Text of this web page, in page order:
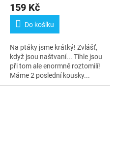
hodnocení
produktu
5
hvězdiček.
159 Kč
Do košíku
Na ptáky jsme krátký! Zvlášť,
když jsou naštvaní... Tihle jsou
při tom ale enormně roztomilí!
Máme 2 poslední kousky...